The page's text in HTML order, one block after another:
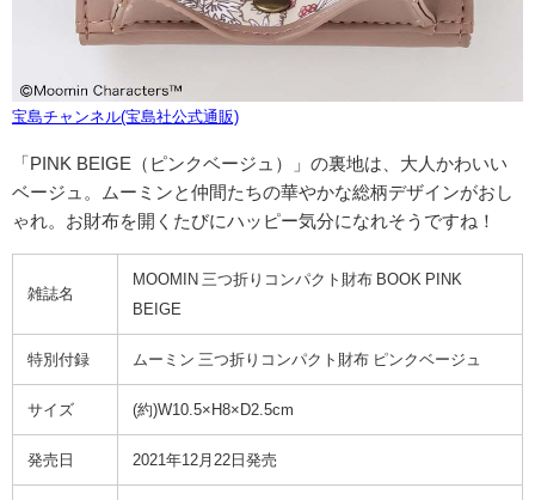
宝島チャンネル(宝島社公式通販)
「PINK BEIGE（ピンクベージュ）」の裏地は、大人かわいい
ベージュ。
ムーミンと仲間たちの華やかな総柄デザインがおし
ゃれ。お財布を開くたびにハッピー気分になれそうですね！
雑誌名
MOOMIN 三つ折りコンパクト財布 BOOK PINK
BEIGE
特別付録 ムーミン 三つ折りコンパクト財布 ピンクベージュ
サイズ (約)W10.5×H8×D2.5cm
発売日 2021年12月22日発売